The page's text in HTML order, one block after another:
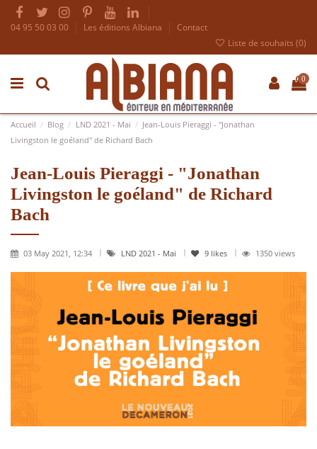
04 95 50 03 00 Les éditions Albiana
Contact
Liste de souhaits (0)
0
Accueil Blog LND 2021 - Mai
Jean-Louis Pieraggi - "Jonathan
Livingston le goéland" de Richard Bach
Jean-Louis Pieraggi - "Jonathan
Livingston le goéland" de Richard
Bach
03 May 2021, 12:34 LND 2021 - Mai 9 likes 1350 views